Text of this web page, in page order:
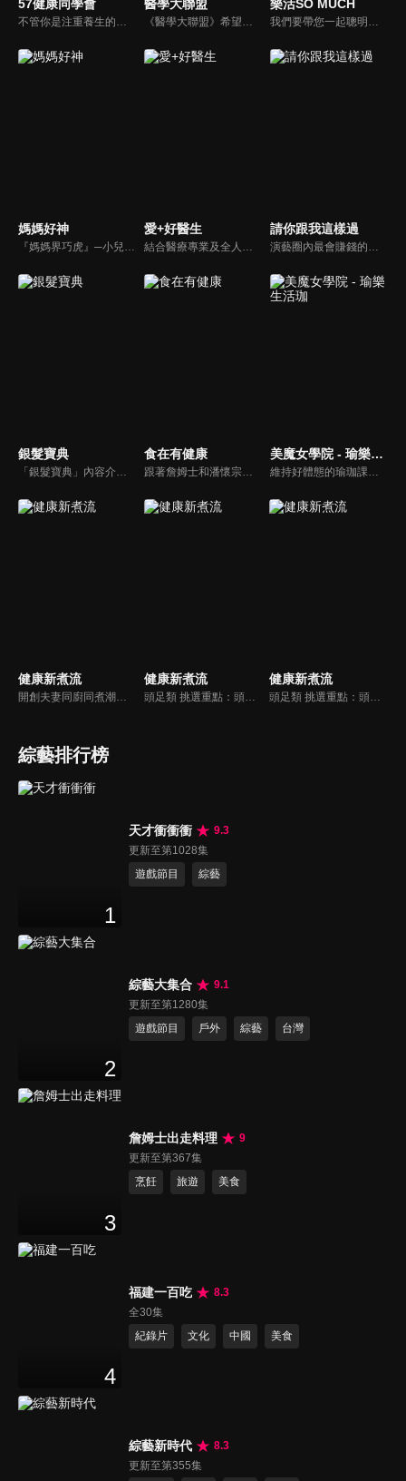
57健康同學會 醫學大聯盟 樂活SO MUCH
媽媽好神
『媽媽界巧虎』─小兒科醫師黃瑽寧，『國民媽媽』─鍾欣凌，兩人領軍擁有十八般武藝的好神媽媽團，為全台媽媽們發聲，所有育兒新知，家庭秘辛，全家大小健康，都會在《媽媽好神》一一解惑！
愛+好醫生
結合醫療專業及全人關懷的新型態節目，主持人黃瑽寧醫師親訪家庭，跨領域醫療顧問團全方位檢視，提供最完整、實用和正確的資訊來守護孩子的健康。
請你跟我這樣過
演藝圈內最會賺錢的侯昌明，以親身經歷教你理財；採訪經歷豐沛的黃文華，把所見所聞通通報你哉。不論是理財知識、兩性問題、生活資訊，完全貼近市井小民的所需所求，保證讓你生活過更好！
銀髮寶典
「銀髮寶典」內容介紹銀髮族相關的醫療知識，讓爺爺奶奶們能了解銀髮族常見的疾病、或是身體常遇到的問題，並邀請專業的醫師上節目解答，詳細深入且淺顯易懂的方式講述給各位爺爺奶奶們。為銀髮族的身體健康預防把關，讓爺爺奶奶能有一個樂活的退休生活。
食在有健康
跟著詹姆士和潘懷宗博士就能輕鬆學料理！只是品嚐美食之餘，身體健康也要懂得把關，每集都會傳授生活健康資訊，破除一般飲食迷思，讓大家吃得美味、活得健康！
美魔女學院 - 瑜樂生活珈
維持好體態的瑜珈課程，有著豐富的瑜珈姿勢，伸展筋骨舒緩全身疲勞，緊緻肌肉線條，不只能雕塑美美的身材也能夠讓身心靈都暢快健康，跟上我們的腳步一起踏上瑜樂生活珈，輕鬆好上手，快樂享瘦！
健康新煮流
開創夫妻同廚同煮潮流的KC夫婦，繼《健康醫食代》後，走出攝影棚，帶大家全台走透透，發掘上帝賞賜的美味食材，內容融合新加坡南洋風和客家純樸味，加上台灣獨特的閩南風情，互相激盪交織出的火花，打造出獨一無二的美食節目。
健康新煮流
頭足類 挑選重點：頭足類利用清洗時去除內臟可以降低膽固醇的攝取。挑選雙眼清澈明亮，眼球稍微凸出，肉質結實有彈性為佳。身體具透明感，觸腕或是吸盤一碰到活體就會吸附住便是新鮮的。
健康新煮流
頭足類 挑選重點：頭足類利用清洗時去除內臟可以降低膽固醇的攝取。挑選雙眼清澈明亮，眼球稍微凸出，肉質結實有彈性為佳。身體具透明感，觸腕或是吸盤一碰到活體就會吸附住便是新鮮的。
綜藝排行榜
1
天才衝衝衝
9.3
更新至第1028集
遊戲節目
綜藝
2
綜藝大集合
9.1
更新至第1280集
遊戲節目
戶外 綜藝 台灣
3
詹姆士出走料理
9
更新至第367集
烹飪
旅遊 美食
4
福建一百吃
8.3
全30集
紀錄片
文化 中國 美食
綜藝新時代
8.3
更新至第355集